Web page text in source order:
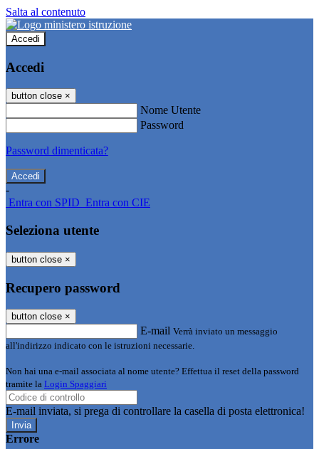
Salta al contenuto
Accedi
Accedi
button close ×
Nome Utente
Password
Password dimenticata?
-
Entra con SPID Entra con CIE
Seleziona utente
button close ×
Recupero password
button close ×
E-mail Verrà inviato un messaggio
all'indirizzo indicato con le istruzioni necessarie.
Non hai una e-mail associata al nome utente? Effettua il reset della password
tramite la Login Spaggiari
E-mail inviata, si prega di controllare la casella di posta elettronica!
Errore